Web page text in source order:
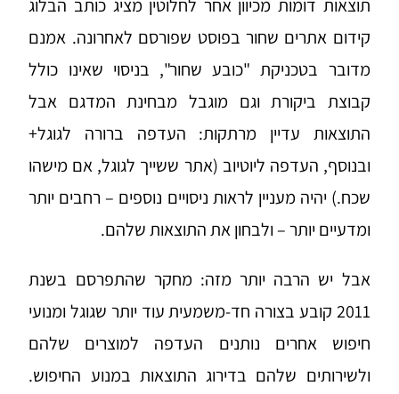
תוצאות דומות מכיוון אחר לחלוטין מציג כותב הבלוג
קידום אתרים שחור בפוסט שפורסם לאחרונה. אמנם
מדובר בטכניקת "כובע שחור", בניסוי שאינו כולל
קבוצת ביקורת וגם מוגבל מבחינת המדגם אבל
התוצאות עדיין מרתקות: העדפה ברורה לגוגל+
ובנוסף, העדפה ליוטיוב (אתר ששייך לגוגל, אם מישהו
שכח.) יהיה מעניין לראות ניסויים נוספים – רחבים יותר
ומדעיים יותר – ולבחון את התוצאות שלהם.
אבל יש הרבה יותר מזה: מחקר שהתפרסם בשנת
2011 קובע בצורה חד-משמעית עוד יותר שגוגל ומנועי
חיפוש אחרים נותנים העדפה למוצרים שלהם
ולשירותים שלהם בדירוג התוצאות במנוע החיפוש.